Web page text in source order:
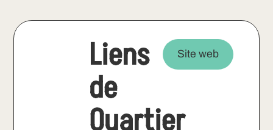
Liens
de
Quartier
Site web